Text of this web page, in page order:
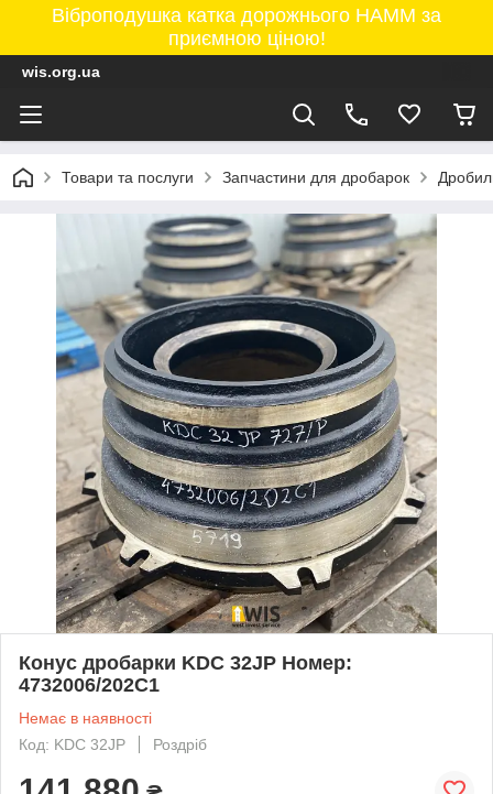
Віброподушка катка дорожнього HAMM за
приємною ціною!
wis.org.ua
Товари та послуги Запчастини для дробарок
Конус дробарки KDC 32JP Номер:
4732006/202C1
Немає в наявності
Код: KDC 32JP
Роздріб